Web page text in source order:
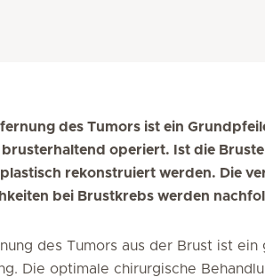
des Tumors ist ein
operiert. Ist die
rekonstruiert werden. Die
bei Brustkrebs werden
des Tumors aus der Brust ist
Die optimale chirurgische